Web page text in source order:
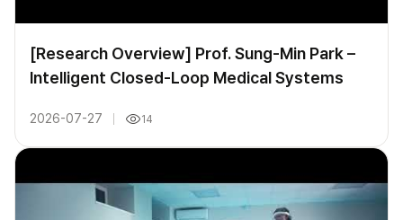
[Research Overview] Prof. Sung-Min Park –
Intelligent Closed-Loop Medical Systems
2026-07-27 14